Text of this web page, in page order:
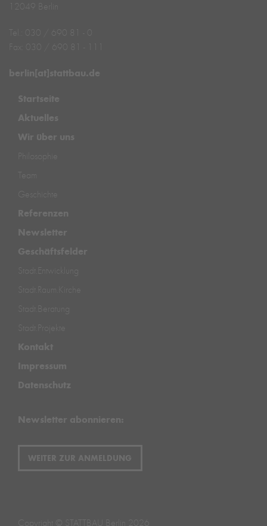
12049 Berlin
Tel.: 030 / 690 81 - 0
Fax: 030 / 690 81 - 111
berlin[at]stattbau.de
Startseite
Aktuelles
Wir über uns
Philosophie
Team
Geschichte
Referenzen
Newsletter
Geschäftsfelder
Stadt.Entwicklung
Stadt.Raum.Kirche
Stadt.Beratung
Stadt.Projekte
Kontakt
Impressum
Datenschutz
Newsletter abonnieren:
WEITER ZUR ANMELDUNG
Copyright © STATTBAU Berlin 2026